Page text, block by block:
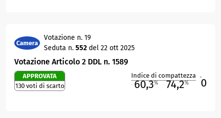
Camera
Votazione n. 19
Seduta n. 552 del 22 ott 2025
Votazione Articolo 2 DDL n. 1589
APPROVATA
130 voti di scarto
Indice di compattezza
60,3% 74,2% 0